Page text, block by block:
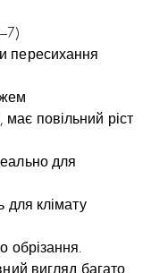
пересихання
повільний ріст
для
для клімату
обрізання.
вигляд багато